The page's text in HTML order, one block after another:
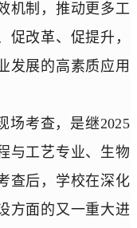
机制，推动更多工
促改革、促提升，
发展的高素质应用
场考查，是继2025
与工艺专业、生物
查后，学校在深化
方面的又一重大进